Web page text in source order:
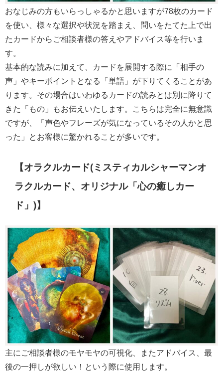
おなじみの方もいらっしゃるかと思いますが78枚のカード
を使い、様々な選択や状況を踏まえ、問いをたてた上で出
たカードからご相談者様の答えやアドバイス等を行いま
す。
基本的な読みに加えて、カードを展開する際に「相手の
声」やキーポイントとなる「単語」が下りてくることがあ
ります。その場合はいわゆるカードの読みとは別に降りて
きた「もの」もお伝えいたします。こちらは完全に無意識
ですが、「声色やフレーズが気になっているその人かと思
った」とお客様に驚かれることが多いです。
【オラクルカード(ミスティカルシャーマンオ
ラクルカード、オリジナル「心の癒しカー
ド」)】
主にご相談者様のモヤモヤの可視化、またアドバイス、最
後の一押しが欲しい！という際に使用します。